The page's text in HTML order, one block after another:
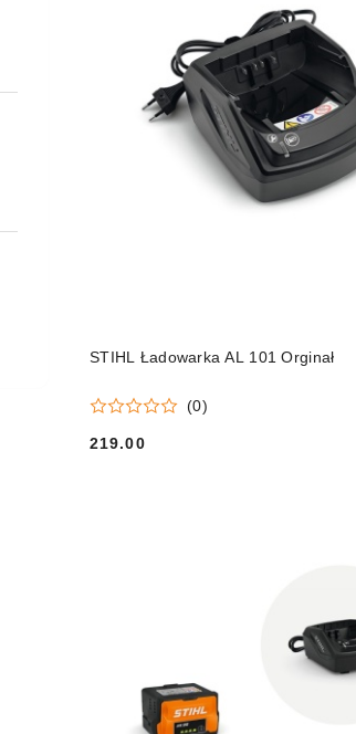
STIHL Ładowarka AL 101 Orginał
(0)
Cena:
219.00